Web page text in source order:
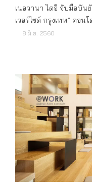
เนอวานา ไดอิ จับมือบัน
เวอร์ไซด์ กรุงเทพ” คอน
มูลค่ากว่า 6,000 ล้านบาท ประเทศไทย (8 มิถุ
(Banyan Tree
เปอร์ลักชัวรีมูลค่ากว่า
สำหรับลูกค้าเฉพาะกลุ่มใ
Club ของบันยันทรี เพื่อ
จะเป็น รีสอร์ท สปา และ
แกลอรี ในเดือนกันยายน 2560 นายศรศั
ประธานเจ้าหน้าที่บริหา
มือกับ แบรนด์บันยันทรีใน
เดนซ์ ริเวอร์ไซด์ กรุงเ
8 มิ.ย. 2560